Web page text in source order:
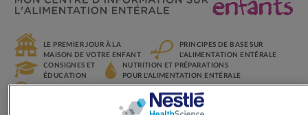
LE PREMIER JOUR À LA
MAISON DE VOTRE ENFANT
PRINCIPES DE BASE SUR
L'ALIMENTATION ENTÉRALE
CONSIGNES ET
ÉDUCATION
NUTRITION ET PRÉPARATIONS
POUR L'ALIMENTATION ENTÉRALE
ET RÉSOLUTION DES PROBLÈMES